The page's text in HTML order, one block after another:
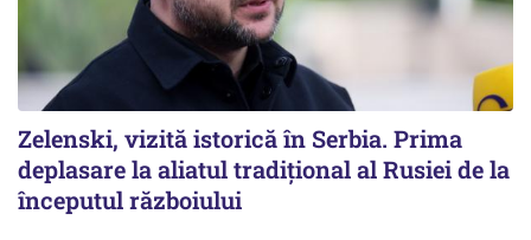
Zelenski, vizită istorică în Serbia. Prima
deplasare la aliatul tradițional al Rusiei de la
începutul războiului